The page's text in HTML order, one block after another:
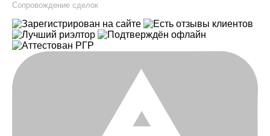
Сопровождение сделок